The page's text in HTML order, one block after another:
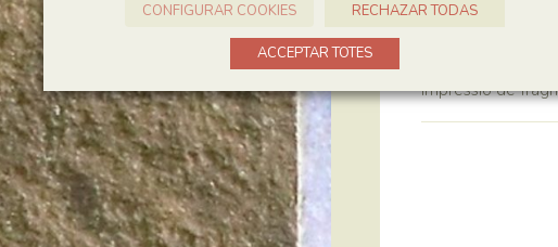
Descripció
Impressió de
CONFIGURAR COOKIES RECHAZAR TODAS
ACCEPTAR TOTES